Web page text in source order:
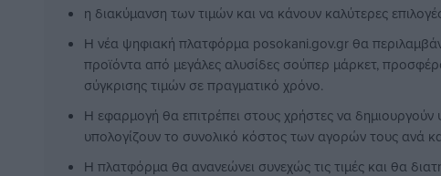
η διακύμανση των τιμών και να κάνουν καλύτερες
Η νέα ψηφιακή πλατφόρμα posokani.gov.gr θα
προϊόντα από μεγάλες αλυσίδες σούπερ μάρκετ,
σύγκρισης τιμών σε πραγματικό χρόνο.
Η εφαρμογή θα επιτρέπει στους χρήστες να
υπολογίζουν το συνολικό κόστος των αγορών τους ανά
Η πλατφόρμα θα ανανεώνει συνεχώς τις τιμές και θα